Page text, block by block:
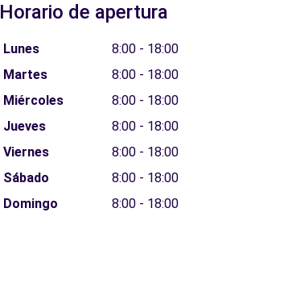
Horario de apertura
Lunes
8:00 - 18:00
Martes
8:00 - 18:00
Miércoles
8:00 - 18:00
Jueves
8:00 - 18:00
Viernes
8:00 - 18:00
Sábado
8:00 - 18:00
Domingo
8:00 - 18:00